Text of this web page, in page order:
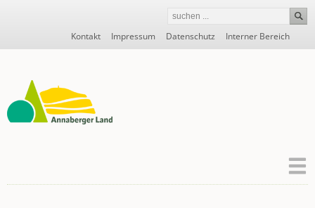
Navigation
überspringen
Kontakt Impressum Datenschutz Interner Bereich